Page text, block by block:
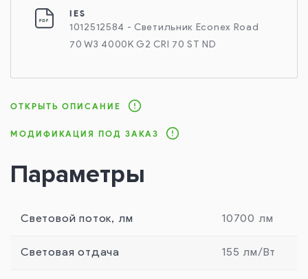
IES
1012512584 - Светильник Econex Road
70 W3 4000K G2 CRI 70 ST ND
ОТКРЫТЬ ОПИСАНИЕ
МОДИФИКАЦИЯ ПОД ЗАКАЗ
Параметры
Световой поток, лм 10700 лм
Световая отдача 155 лм/Вт